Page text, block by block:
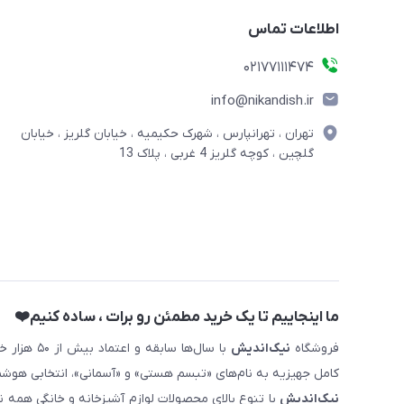
اطلاعات تماس
02177111474
info@nikandish.ir
تهران ، تهرانپارس ، شهرک حکیمیه ، خیابان گلریز ، خیابان
گلچین ، کوچه گلریز 4 غربی ، پلاک 13
ما اینجاییم تا یک خرید مطمئن رو برات ، ساده کنیم❤️
فروشگاه نیک‌اندیش
با
کامل جهیزیه به نام‌های «تبسم هستی» و «آسمانی»، انتخابی
نیک‌اندیش با تنوع بالای محصولات لوازم آشپزخانه و خانگی